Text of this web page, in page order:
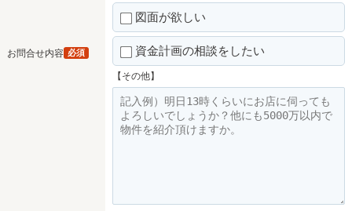
お問合せ内容 必須
図面が欲しい
資金計画の相談をしたい
【その他】